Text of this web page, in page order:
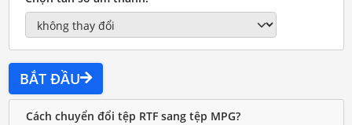
BẮT ĐẦU
Cách chuyển đổi tệp RTF sang tệp MPG?